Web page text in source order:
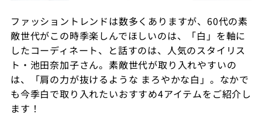
ファッショントレンドは数多くありますが、60代の素
敵世代がこの時季楽しんでほしいのは、「白」を軸に
したコーディネート、と話すのは、人気のスタイリス
ト・池田奈加子さん。素敵世代が取り入れやすいの
は、「肩の力が抜けるような まろやかな白」。なかで
も今季白で取り入れたいおすすめ4アイテムをご紹介し
ます！